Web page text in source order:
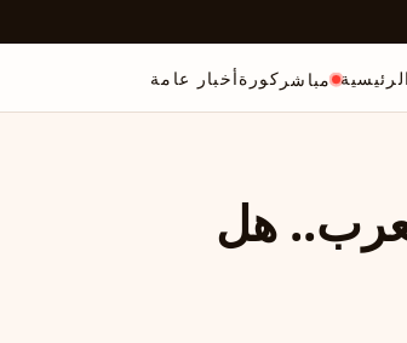
الرئيسية مباشر كورةأخبار عامة
هل